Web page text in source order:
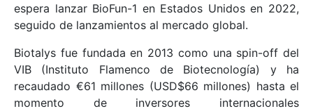
espera lanzar BioFun-1 en Estados Unidos en 2022,
seguido de lanzamientos al mercado global.
Biotalys fue fundada en 2013 como una spin-off del
VIB (Instituto Flamenco de Biotecnología) y ha
recaudado €61 millones (USD$66 millones) hasta el
momento de inversores internacionales